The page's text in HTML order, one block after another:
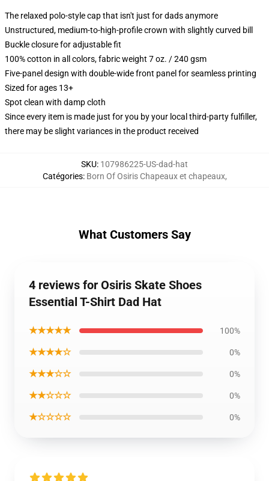
The relaxed polo-style cap that isn't just for dads anymore
Unstructured, medium-to-high-profile crown with slightly curved bill
Buckle closure for adjustable fit
100% cotton in all colors, fabric weight 7 oz. / 240 gsm
Five-panel design with double-wide front panel for seamless printing
Sized for ages 13+
Spot clean with damp cloth
Since every item is made just for you by your local third-party fulfiller,
there may be slight variances in the product received
SKU: 107986225-US-dad-hat
Catégories: Born Of Osiris Chapeaux et chapeaux,
What Customers Say
4 reviews for Osiris Skate Shoes
Essential T-Shirt Dad Hat
★★★★★ 100%
★★★★☆ 0%
★★★☆☆ 0%
★★☆☆☆ 0%
★☆☆☆☆ 0%